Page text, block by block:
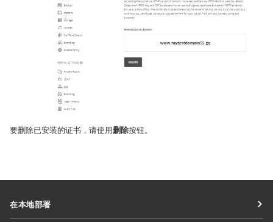
要删除已安装的证书，请使用删除按钮。
在本地部署